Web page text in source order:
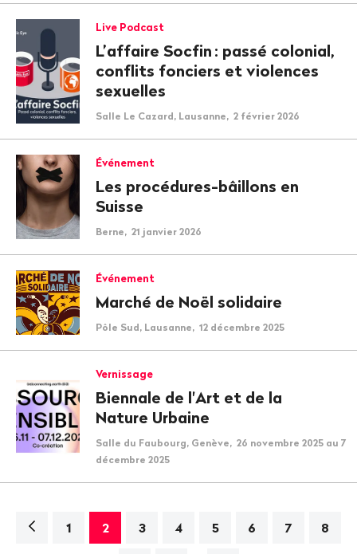
Live Podcast
L’affaire Socfin : passé colonial,
conflits fonciers et violences
sexuelles
Salle Le Cazard, Lausanne, 2 février 2026
Événement
Les procédures-bâillons en
Suisse
Berne, 21 janvier 2026
Événement
Marché de Noël solidaire
Pôle Sud, Lausanne, 12 décembre 2025
Vernissage
Biennale de l'Art et de la
Nature Urbaine
Salle du Faubourg, Genève, 26 novembre 2025 au 7
décembre 2025
Navigation
1 2 3 4 5 6 7 8